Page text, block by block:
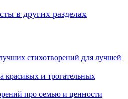
в других разделах
стихотворений для лучшей
красивых и трогательных
про семью и ценности